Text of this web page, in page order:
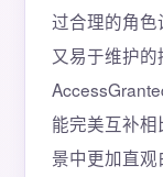
过合理的角
又易于维护
能完美互补
景中更加直